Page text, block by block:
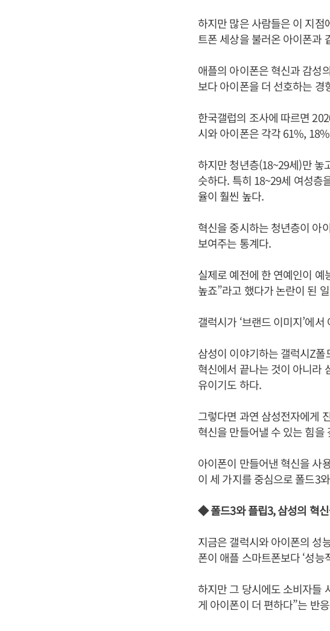
하지만 많은 사람들은 이 지
트폰 세상을 불러온 아이폰과
애플의 아이폰은 혁신과 감성
보다 아이폰을 더 선호하는 경
한국갤럽의 조사에 따르면
시와 아이폰은 각각 61%,
하지만 청년층(18~29세)만 놓
슷하다. 특히 18~29세 여성층
율이 훨씬 높다.
혁신을 중시하는 청년층이 아
보여주는 통계다.
실제로 예전에 한 연예인이
높죠”라고 했다가 논란이 된
갤럭시가 ‘브랜드 이미지’에
삼성이 이야기하는 갤럭시Z폴
혁신에서 끝나는 것이 아니라
유이기도 하다.
그렇다면 과연 삼성전자에게
혁신을 만들어낼 수 있는 힘을
아이폰이 만들어낸 혁신을 사
이 세 가지를 중심으로 폴드3
◆ 폴드3와 플립3, 삼성의 혁신
지금은 갤럭시와 아이폰의 성
폰이 애플 스마트폰보다 ‘성
하지만 그 당시에도 소비자들
게 아이폰이 더 편하다”는 반